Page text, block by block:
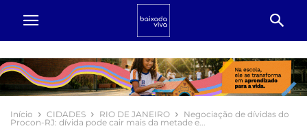
Início CIDADES RIO DE JANEIRO
Negociação de dívidas do
Procon-RJ: dívida pode cair mais da metade e...